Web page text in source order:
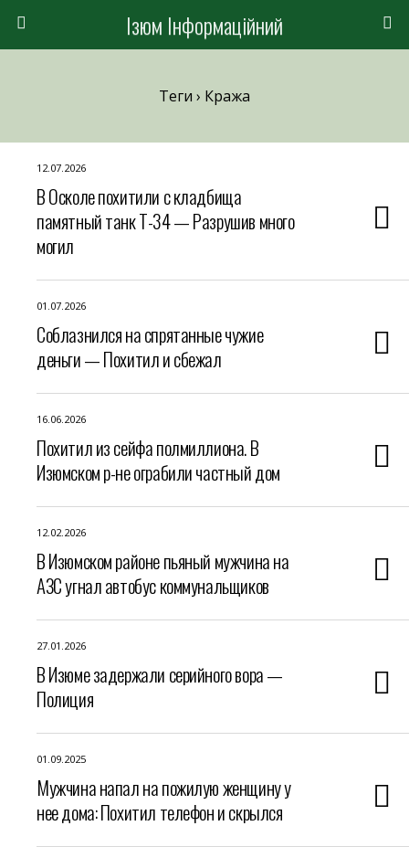
Ізюм Інформаційний
Теги › Кража
12.07.2026
В Осколе похитили с кладбища
памятный танк Т-34 — Разрушив много
могил
01.07.2026
Соблазнился на спрятанные чужие
деньги — Похитил и сбежал
16.06.2026
Похитил из сейфа полмиллиона. В
Изюмском р-не ограбили частный дом
12.02.2026
В Изюмском районе пьяный мужчина на
АЗС угнал автобус коммунальщиков
27.01.2026
В Изюме задержали серийного вора —
Полиция
01.09.2025
Мужчина напал на пожилую женщину у
нее дома: Похитил телефон и скрылся